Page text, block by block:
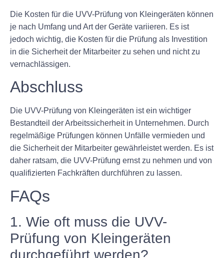
Die Kosten für die UVV-Prüfung von Kleingeräten können
je nach Umfang und Art der Geräte variieren. Es ist
jedoch wichtig, die Kosten für die Prüfung als Investition
in die Sicherheit der Mitarbeiter zu sehen und nicht zu
vernachlässigen.
Abschluss
Die UVV-Prüfung von Kleingeräten ist ein wichtiger
Bestandteil der Arbeitssicherheit in Unternehmen. Durch
regelmäßige Prüfungen können Unfälle vermieden und
die Sicherheit der Mitarbeiter gewährleistet werden. Es ist
daher ratsam, die UVV-Prüfung ernst zu nehmen und von
qualifizierten Fachkräften durchführen zu lassen.
FAQs
1. Wie oft muss die UVV-
Prüfung von Kleingeräten
durchgeführt werden?